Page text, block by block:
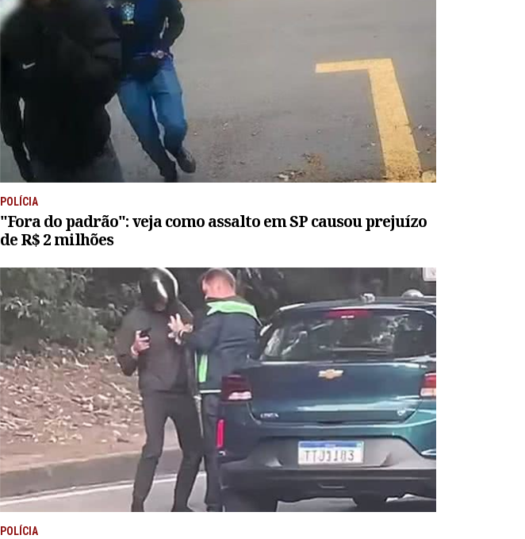
POLÍCIA
"Fora do padrão": veja como assalto em SP causou prejuízo
de R$ 2 milhões
POLÍCIA